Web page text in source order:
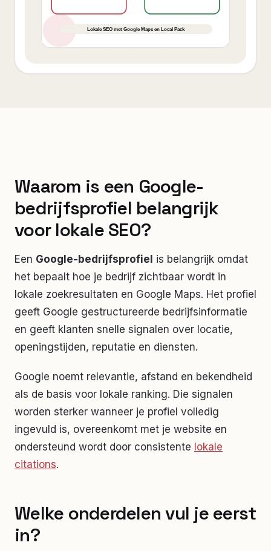
Waarom is een Google-
bedrijfsprofiel belangrijk
voor lokale SEO?
Een Google-bedrijfsprofiel is belangrijk omdat
het bepaalt hoe je bedrijf zichtbaar wordt in
lokale zoekresultaten en Google Maps. Het profiel
geeft Google gestructureerde bedrijfsinformatie
en geeft klanten snelle signalen over locatie,
openingstijden, reputatie en diensten.
Google noemt relevantie, afstand en bekendheid
als de basis voor lokale ranking. Die signalen
worden sterker wanneer je profiel volledig
ingevuld is, overeenkomt met je website en
ondersteund wordt door consistente lokale
citations.
Welke onderdelen vul je eerst
in?